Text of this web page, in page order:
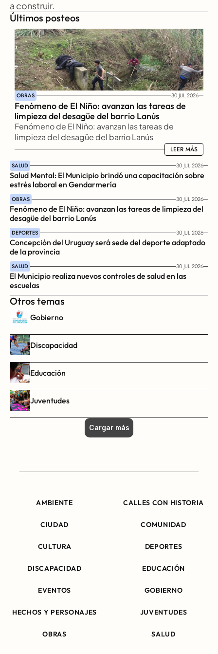
a construir.
Últimos posteos
OBRAS 30 JUL 2026
Fenómeno de El Niño: avanzan las tareas de
limpieza del desagüe del barrio Lanús
Fenómeno de El Niño: avanzan las tareas de
limpieza del desagüe del barrio Lanús
LEER MÁS
LEER MÁS
SALUD 30 JUL 2026
Salud Mental: El Municipio brindó una capacitación sobre
estrés laboral en Gendarmería
OBRAS 30 JUL 2026
Fenómeno de El Niño: avanzan las tareas de limpieza del
desagüe del barrio Lanús
DEPORTES 30 JUL 2026
Concepción del Uruguay será sede del deporte adaptado
de la provincia
SALUD 30 JUL 2026
El Municipio realiza nuevos controles de salud en las
escuelas
Otros temas
Gobierno
Discapacidad
Educación
Juventudes
Cargar más
AMBIENTE CALLES CON HISTORIA
CIUDAD COMUNIDAD
CULTURA DEPORTES
DISCAPACIDAD EDUCACIÓN
EVENTOS GOBIERNO
HECHOS Y PERSONAJES JUVENTUDES
OBRAS SALUD